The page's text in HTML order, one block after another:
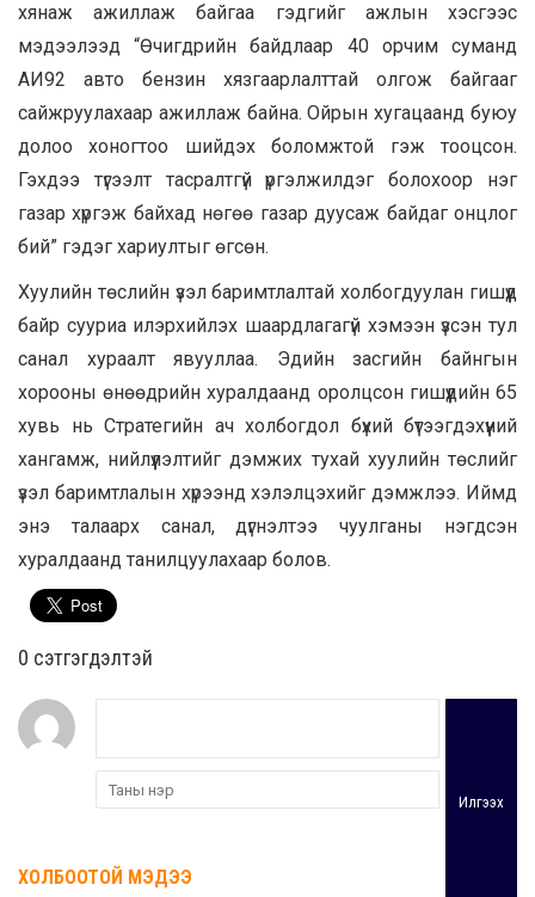
хянаж ажиллаж байгаа гэдгийг ажлын хэсгээс
мэдээлээд “Өчигдрийн байдлаар 40 орчим суманд
АИ92 авто бензин хязгаарлалттай олгож байгааг
сайжруулахаар ажиллаж байна. Ойрын хугацаанд буюу
долоо хоногтоо шийдэх боломжтой гэж тооцсон.
Гэхдээ түгээлт тасралтгүй үргэлжилдэг болохоор нэг
газар хүргэж байхад нөгөө газар дуусаж байдаг онцлог
бий” гэдэг хариултыг өгсөн.
Хуулийн төслийн үзэл баримтлалтай холбогдуулан гишүүд
байр сууриа илэрхийлэх шаардлагагүй хэмээн үзсэн тул
санал хураалт явууллаа. Эдийн засгийн байнгын
хорооны өнөөдрийн хуралдаанд оролцсон гишүүдийн 65
хувь нь Стратегийн ач холбогдол бүхий бүтээгдэхүүний
хангамж, нийлүүлэлтийг дэмжих тухай хуулийн төслийг
үзэл баримтлалын хүрээнд хэлэлцэхийг дэмжлээ. Иймд
энэ талаарх санал, дүгнэлтээ чуулганы нэгдсэн
хуралдаанд танилцуулахаар болов.
0 cэтгэгдэлтэй
Илгээх
ХОЛБООТОЙ МЭДЭЭ